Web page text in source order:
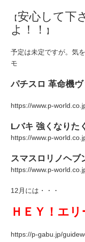
【安心して下
よ！！
】
予定は未定ですが。気
モ
パチスロ 革命機
https://www.p-
Lバキ 強くなりた
https://www.p-
スマスロリノヘブ
https://www.p-
12月には・・・
ＨＥＹ！エ
https://p-gabu.jp/